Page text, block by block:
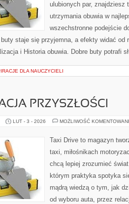
ulubionych par, znajdziesz
utrzymania obuwia w
wszechstronne podejście
buty staje się przyjemna, a efekty widać od
i Historia obuwia. Dobre buty potrafi
DLA NAUCZYCIELI
PRZYSZŁOŚCI
LUT - 3 - 2026 MOŻLIWOŚĆ
Taxi Drive to magazyn
taxi, miłośnikach
chcą lepiej zrozumieć
którym praktyka spotyka
mądrą wiedzą o tym, jak
od wyboru auta, przez